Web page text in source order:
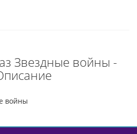
Звездные войны -
войны